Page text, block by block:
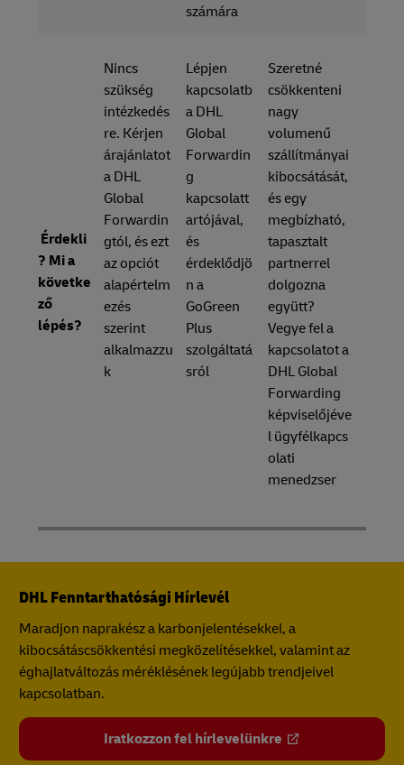
számára
Érdekli
? Mi a
követke
ző
lépés?
Nincs
szükség
intézkedés
re. Kérjen
árajánlatot
a DHL
Global
Forwardin
gtól, és ezt
az opciót
alapértelm
ezés
szerint
alkalmazzu
k
Lépjen
kapcsolatb
a DHL
Global
Forwardin
g
kapcsolatt
artójával,
és
érdeklődjö
n a
GoGreen
Plus
szolgáltatá
sról
Szeretné
csökkenteni
nagy
volumenű
szállítmányai
kibocsátását,
és egy
megbízható,
tapasztalt
partnerrel
dolgozna
együtt?
Vegye fel a
kapcsolatot a
DHL Global
Forwarding
képviselőjéve
l ügyfélkapcs
olati
menedzser
DHL Fenntarthatósági Hírlevél
Maradjon naprakész a karbonjelentésekkel, a
kibocsátáscsökkentési megközelítésekkel, valamint az
éghajlatváltozás méréklésének legújabb trendjeivel
kapcsolatban.
Iratkozzon fel hírlevelünkre